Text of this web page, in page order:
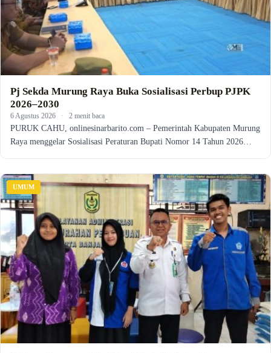
Pj Sekda Murung Raya Buka Sosialisasi Perbup PJPK
2026–2030
6 Agustus 2026 · 2 menit baca
PURUK CAHU, onlinesinarbarito.com – Pemerintah Kabupaten Murung
Raya menggelar Sosialisasi Peraturan Bupati Nomor 14 Tahun 2026…
UMUM